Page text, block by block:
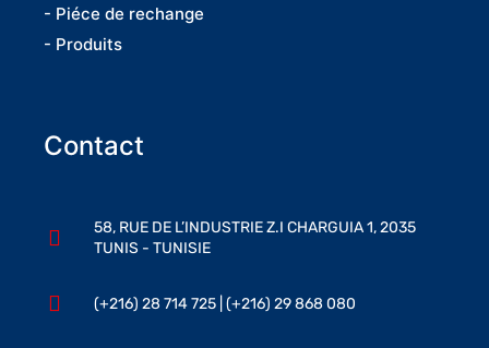
- Piéce de rechange
- Produits
Contact
58, RUE DE L’INDUSTRIE Z.I CHARGUIA 1, 2035
TUNIS - TUNISIE
(+216) 28 714 725 | (+216) 29 868 080